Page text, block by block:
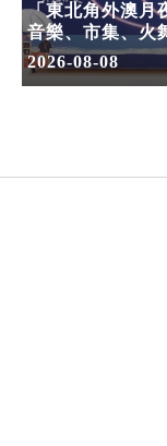
「東北角外澳月
音樂、市集、火
2026-08-08